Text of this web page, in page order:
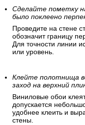
Сделайте пометку
было поклеено
Проведите на стене
обозначит границу
Для точности линии
или уровень.
Клейте полотнища
заход на верхний
Виниловые обои
допускается
удобнее клеить и
стены.